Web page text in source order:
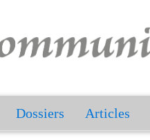
Dossiers Articles